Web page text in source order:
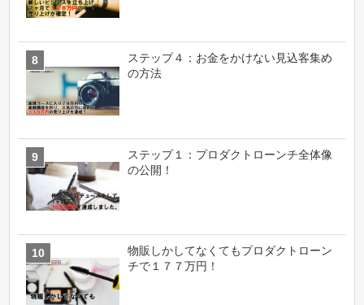
ステップ４：お金をかけない見込客集め
の方法
ステップ１：プロダクトローンチ全体像
の公開！
物販しかしてなくてもプロダクトローン
チで１７７万円！